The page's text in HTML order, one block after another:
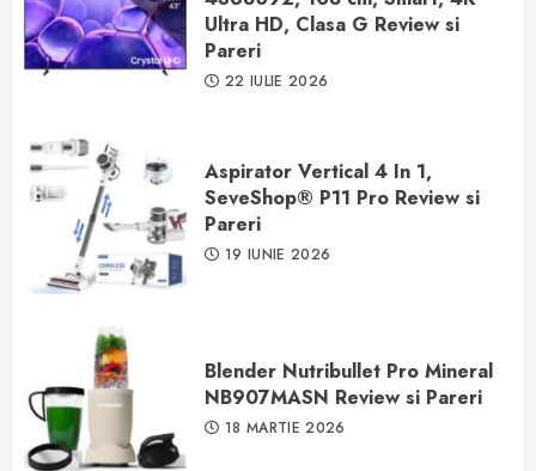
Ultra HD, Clasa G Review si
Pareri
22 IULIE 2026
Aspirator Vertical 4 In 1,
SeveShop® P11 Pro Review si
Pareri
19 IUNIE 2026
Blender Nutribullet Pro Mineral
NB907MASN Review si Pareri
18 MARTIE 2026